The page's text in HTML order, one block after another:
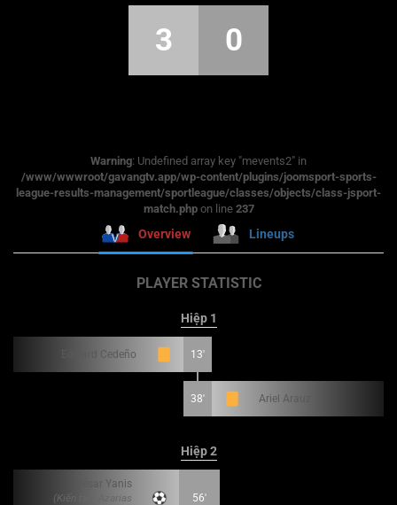
3 0
Warning: Undefined array key "mevents2" in
/www/wwwroot/gavangtv.app/wp-content/plugins/joomsport-sports-
league-results-management/sportleague/classes/objects/class-jsport-
match.phpon line 237
Overview Lineups
PLAYER STATISTIC
Hiệp 1
Edward Cedeño 13'
38' Ariel Arauz
Hiệp 2
César Yanis
(Kiến tạo: Azarias
56'